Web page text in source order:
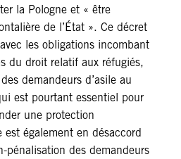
la Pologne et « être
de l’État ». Ce décret
les obligations incombant
du droit relatif aux réfugiés,
demandeurs d’asile au
est pourtant essentiel pour
une protection
également en désaccord
pénalisation des demandeurs